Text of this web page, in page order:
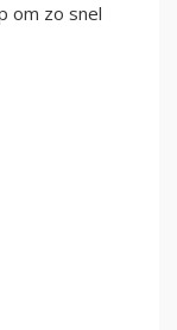
om zo snel